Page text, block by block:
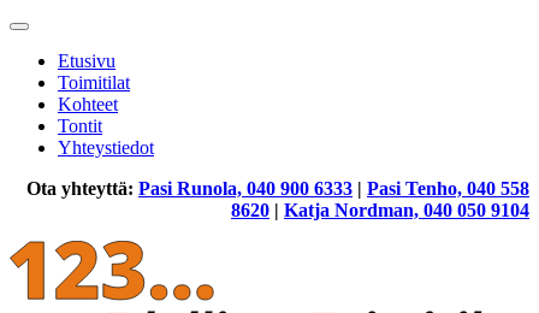
Etusivu
Toimitilat
Kohteet
Tontit
Yhteystiedot
Ota yhteyttä: Pasi Runola, 040 900 6333 | Pasi Tenho, 040 558
8620 | Katja Nordman, 040 050 9104